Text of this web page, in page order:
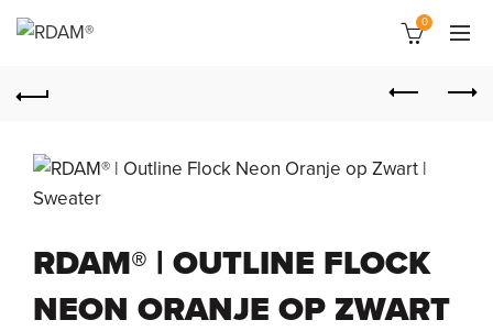
0
RDAM® | OUTLINE FLOCK
NEON ORANJE OP ZWART